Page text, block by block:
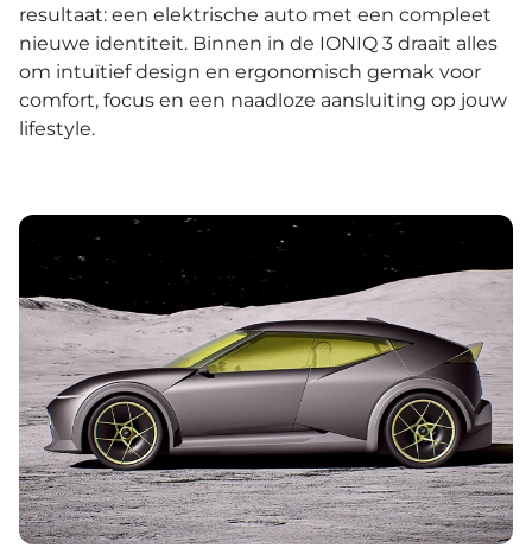
resultaat: een elektrische auto met een compleet
nieuwe identiteit. Binnen in de IONIQ 3 draait alles
om intuïtief design en ergonomisch gemak voor
comfort, focus en een naadloze aansluiting op jouw
lifestyle.